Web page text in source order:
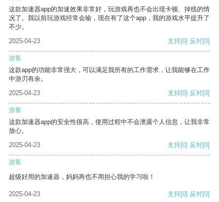
这款加速器app的加速效果非常好，玩游戏再也不会出现卡顿、掉线的情
况了。我以前玩游戏经常会输，现在有了这个app，我的游戏水平提升了
不少。
2025-04-23
支持[0] 反对[0]
游客
这款app的功能非常强大，可以满足我所有的工作需求，让我能够在工作
中游刃有余。
2025-04-23
支持[0] 反对[0]
游客
这款加速器app的安全性很高，使用过程中不会泄露个人信息，让我非常
放心。
2025-04-23
支持[0] 反对[0]
游客
超级好用的加速器，妈妈再也不用担心我的学习啦！
2025-04-23 支持[0] 反对[0]